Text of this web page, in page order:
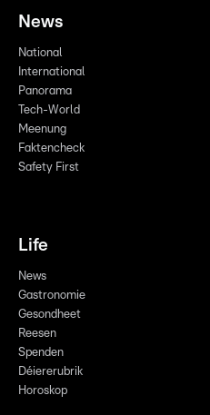
News
National
International
Panorama
Tech-World
Meenung
Faktencheck
Safety First
Life
News
Gastronomie
Gesondheet
Reesen
Spenden
Déiererubrik
Horoskop